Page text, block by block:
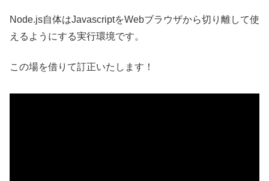
Node.js自体はJavascriptをWebブラウザから切り離して使
えるようにする実行環境です。
この場を借りて訂正いたします！